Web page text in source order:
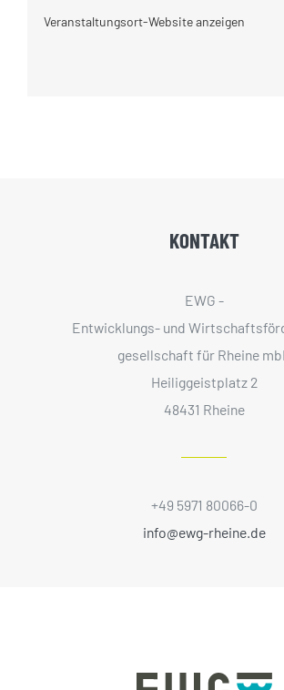
Veranstaltungsort-Website anzeigen
KONTAKT
EWG -
Entwicklungs- und
gesellschaft für Rheine
Heiliggeistplatz 2
48431 Rheine
+49 5971 80066-0
info@ewg-rheine.de